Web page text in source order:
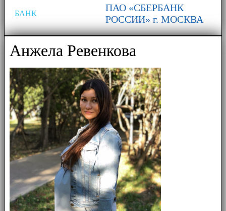
БАНК
ПАО «СБЕРБАНК
РОССИИ» г. МОСКВА
Анжела Ревенкова